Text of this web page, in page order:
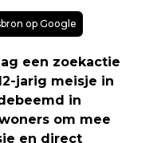
op Google
een zoekactie
jarig meisje in
in
om mee
en direct